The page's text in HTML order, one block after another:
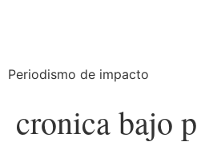
Periodismo de impacto
cronica bajo